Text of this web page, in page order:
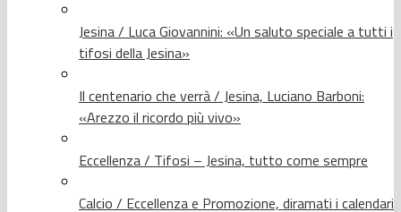
Jesina / Luca Giovannini: «Un saluto speciale a tutti i
tifosi della Jesina»
Il centenario che verrà / Jesina, Luciano Barboni:
«Arezzo il ricordo più vivo»
Eccellenza / Tifosi – Jesina, tutto come sempre
Calcio / Eccellenza e Promozione, diramati i calendari